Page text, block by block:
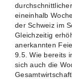
eineinhalb
der Schweiz im
Gleichzeitig
anerkannten
9.5. Wie bereits
sich auch die